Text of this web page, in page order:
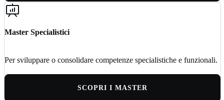
Master Specialistici
Per sviluppare o consolidare competenze specialistiche e funzionali.
SCOPRI I MASTER